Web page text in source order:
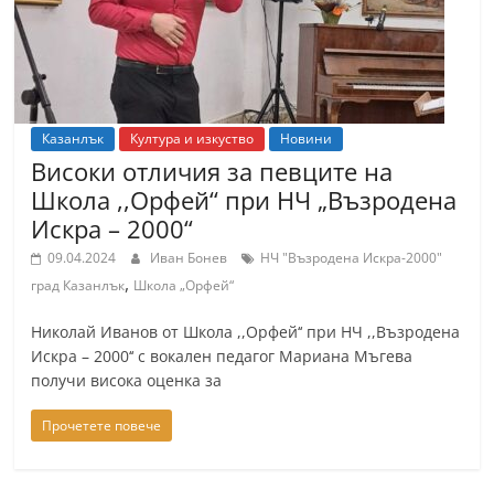
Казанлък Култура и изкуство Новини
Високи отличия за певците на
Школа ,,Орфей‘‘ при НЧ „Възродена
Искра – 2000“
09.04.2024 Иван Бонев
НЧ "Възродена Искра-2000"
град Казанлък, Школа „Орфей“
Никoлай Иванов от Школа ,,Орфей‘‘ при НЧ ,,Възродена
Искра – 2000‘‘ с вокален педагог Мариана Мъгева
получи висока оценка за
Прочетете повече